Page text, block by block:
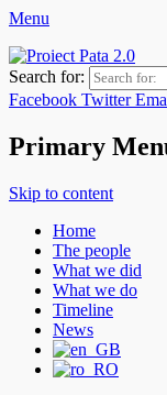
Menu
Pata 2.0 Project
Asociaţia de
Search for:
Facebook Twitter
Primary
Skip to content
Home
The people
What we did
What we do
Timeline
News